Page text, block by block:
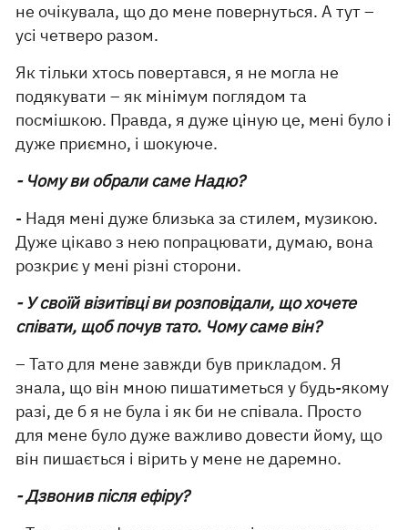
не очікувала, що до мене повернуться. А тут –
усі четверо разом.
Як тільки хтось повертався, я не могла не
подякувати – як мінімум поглядом та
посмішкою. Правда, я дуже ціную це, мені було і
дуже приємно, і шокуюче.
- Чому ви обрали саме Надю?
- Надя мені дуже близька за стилем, музикою.
Дуже цікаво з нею попрацювати, думаю, вона
розкриє у мені різні сторони.
- У своїй візитівці ви розповідали, що хочете
співати, щоб почув тато. Чому саме він?
– Тато для мене завжди був прикладом. Я
знала, що він мною пишатиметься у будь-якому
разі, де б я не була і як би не співала. Просто
для мене було дуже важливо довести йому, що
він пишається і вірить у мене не даремно.
- Дзвонив після ефіру?